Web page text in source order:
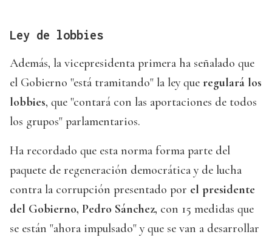
Ley de lobbies
Además, la vicepresidenta primera ha señalado que
el Gobierno "está tramitando" la ley que regulará los
lobbies, que "contará con las aportaciones de todos
los grupos" parlamentarios.
Ha recordado que esta norma forma parte del
paquete de regeneración democrática y de lucha
contra la corrupción presentado por el presidente
del Gobierno, Pedro Sánchez, con 15 medidas que
se están "ahora impulsado" y que se van a desarrollar